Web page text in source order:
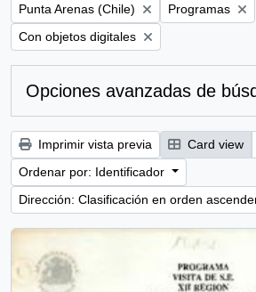
Remove filter:
Punta Arenas (Chile) Remove filter:
Programas
Remove filter:
Con objetos digitales
Opciones avanzadas de
Imprimir vista previa Card view
Ordenar por: Identificador
Dirección: Clasificación en orden